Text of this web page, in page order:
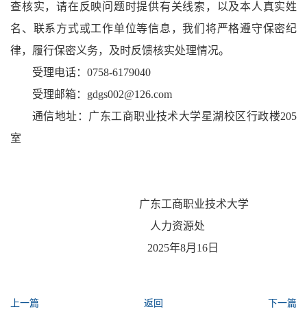
查核实，请在反映问题时提供有关线索，以及本人真实姓
名、联系方式或工作单位等信息，我们将严格遵守保密纪
律，履行保密义务，及时反馈核实处理情况。
受理电话：0758-6179040
受理邮箱：gdgs002@126.com
通信地址：广东工商职业技术大学星湖校区行政楼205
室
广东工商职业技术大学
人力资源处
2025年8月16日
上一篇 返回 下一篇